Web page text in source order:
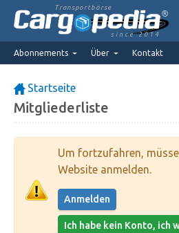
Transportbörse
since 2014
Abonnements Über Kontakt
Startseite
Mitgliederliste
Um fortzufahren,
Website anmelden.
Anmelden
Ich habe kein Konto, ich